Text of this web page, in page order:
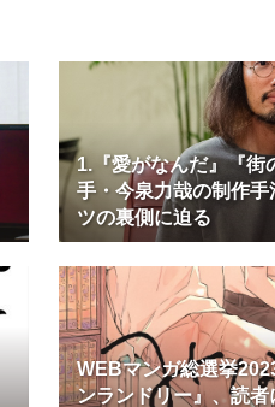
1.『愛がなんだ』『街
手・今泉力哉の制作
ツの裏側に迫る
WEBマンガ総選挙
ンランドリー』、読